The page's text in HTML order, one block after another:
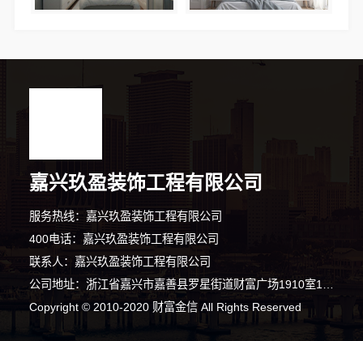
嘉兴玖盈装饰工程有限公司
服务热线：嘉兴玖盈装饰工程有限公司
400电话：嘉兴玖盈装饰工程有限公司
联系人：嘉兴玖盈装饰工程有限公司
Copyright © 2010-2020 财富金信 All Rights Reserved
10分钟前 李女士 正在咨询
5分钟前 张先生 正在咨询